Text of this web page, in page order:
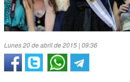
Lunes 20 de abril de 2015 | 09:36